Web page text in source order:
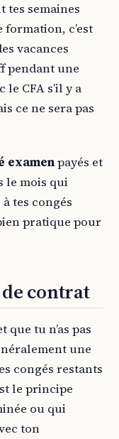
tes semaines
formation, c’est
vacances
pendant une
CFA s’il y a
ce ne sera pas
examenpayés et
le mois qui
à tes congés
pratique pour
de contrat
tu n’as pas
une
congés restants
le principe
ou qui
ton